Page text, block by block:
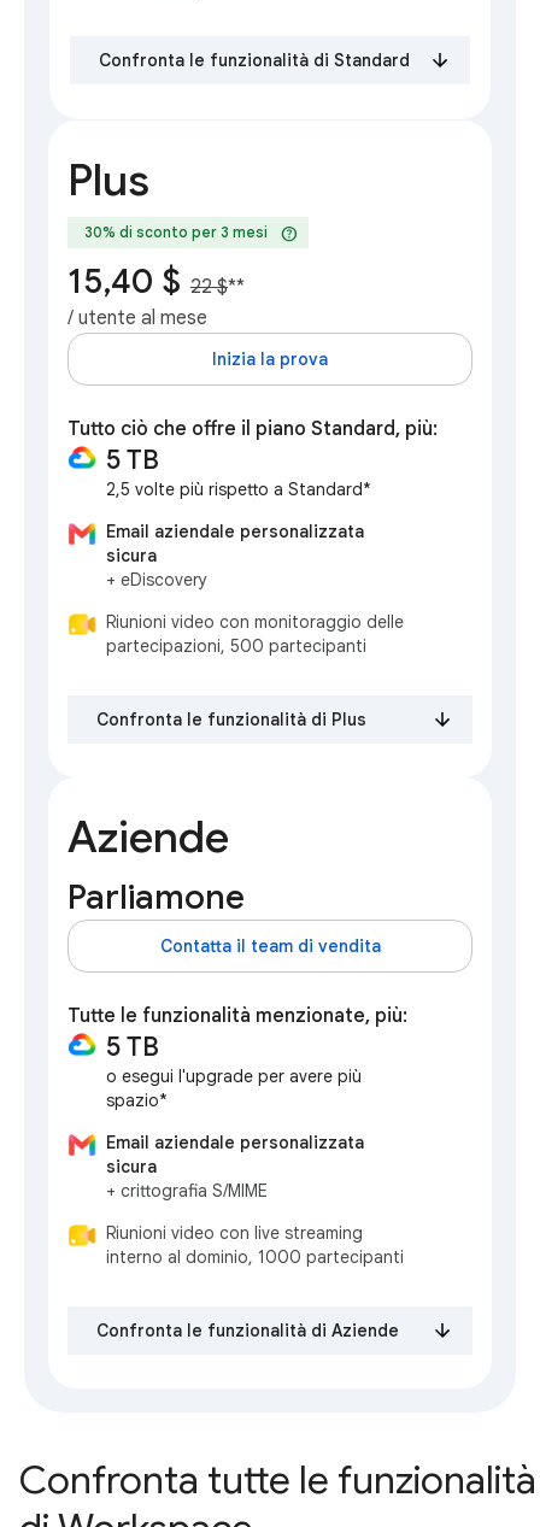
Confronta le funzionalità di Standard
Plus
30% di sconto per 3 mesi help
15,40 $ 22 $**
/ utente al mese
Inizia la prova
Tutto ciò che offre il piano Standard, più:
5 TB
2,5 volte più rispetto a Standard*
Email aziendale personalizzata
sicura
+ eDiscovery
Riunioni video con monitoraggio delle
partecipazioni, 500 partecipanti
Confronta le funzionalità di Plus
Aziende
Parliamone
Contatta il team di vendita
Tutte le funzionalità menzionate, più:
5 TB
o esegui l'upgrade per avere più
spazio*
Email aziendale personalizzata
sicura
+ crittografia S/MIME
Riunioni video con live streaming
interno al dominio, 1000 partecipanti
Confronta le funzionalità di Aziende
Confronta tutte le funzionalità